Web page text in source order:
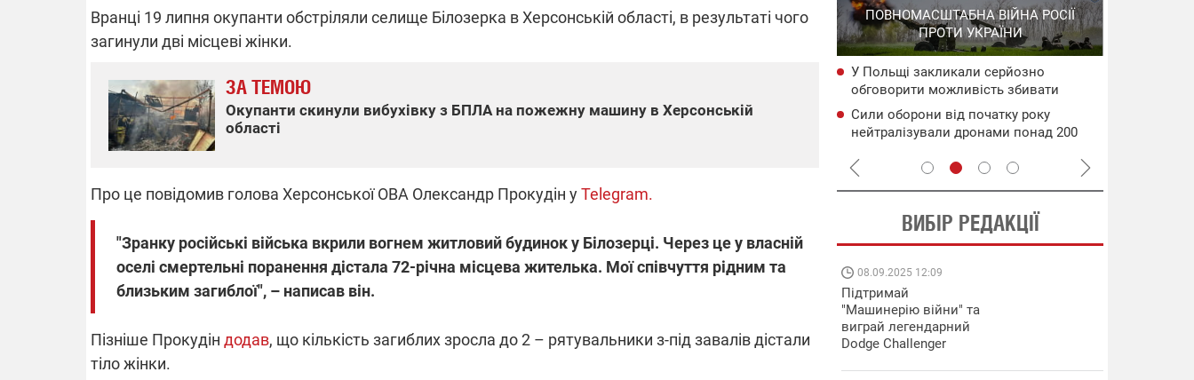
Вранці 19 липня окупанти обстріляли селище Білозерка вХерсонській області, в результаті чого
загинули дві місцеві жінки.
ЗА ТЕМОЮ
Окупанти скинули вибухівку з БПЛА на пожежну машину в Херсонській
області
Про це повідомив голова Херсонської ОВА Олександр Прокудін уTelegram.
"Зранку російські війська вкрили вогнем житловий будинок у Білозерці. Через це у власній
оселі смертельні поранення дістала 72-річна місцева жителька. Мої співчуття рідним та
близьким загиблої", – написав він.
Пізніше Прокудін додав, що кількість загиблих зросла до 2 – рятувальники з-під завалів дістали
тіло жінки.
ВІДКЛЮЧЕННЯ СВІТЛА В УКРАЇНІ
російських обстрілів
Готуйте павербанки: через аномальну
ПЛІВКИ МІНДІЧА: СПРАВА
директора Енергоатому
З колишнього віцепрем'єра Олексія
ПОВНОМАСШТАБНА ВІЙНА РОСІЇ
ПРОТИ УКРАЇНИ
У Польщі закликали серйозно
обговорити можливість збивати
російські ракети ще над Україною
Сили оборони від початку року
нейтралізували дронами понад 200
ВИБІР РЕДАКЦІЇ
08.09.2025 12:09
Підтримай
Dodge Challenger
11.08.2025 15:16
військкорів "5 каналу",
08.09.2025 12:09
Підтримай
"Машинерію війни" та
виграй легендарний
Dodge Challenger